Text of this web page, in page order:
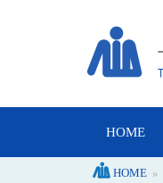
HOME
HOME »